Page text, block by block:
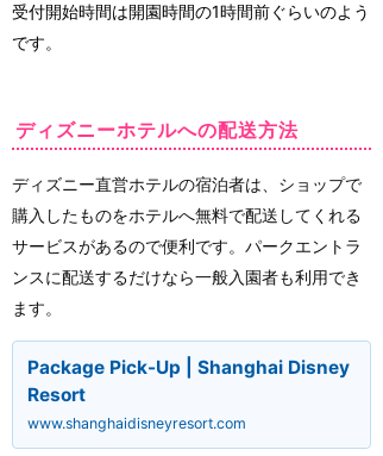
受付開始時間は開園時間の1時間前ぐらいのよう
です。
ディズニーホテルへの配送方法
ディズニー直営ホテルの宿泊者は、ショップで
購入したものをホテルへ無料で配送してくれる
サービスがあるので便利です。パークエントラ
ンスに配送するだけなら一般入園者も利用でき
ます。
Package Pick-Up | Shanghai Disney
Resort
www.shanghaidisneyresort.com